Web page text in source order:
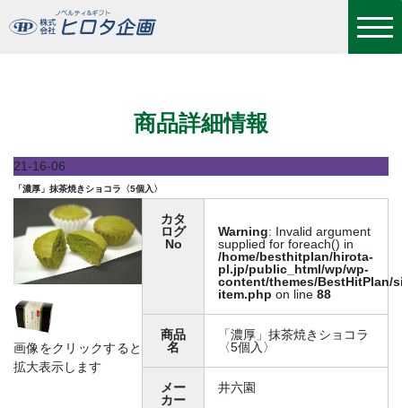
商品詳細情報
21-16-06
「濃厚」抹茶焼きショコラ〈5個入〉
画像をクリックすると
拡大表示します
カタ
ログ
No
Warning: Invalid argument
supplied for foreach() in
/home/besthitplan/hirota-
pl.jp/public_html/wp/wp-
content/themes/BestHitPlan/
item.php on line88
商品
名
「濃厚」抹茶焼きショコラ
〈5個入〉
メー
カー
井六園